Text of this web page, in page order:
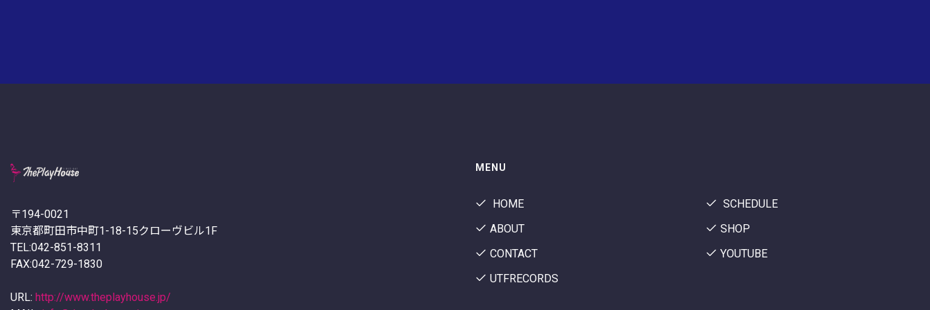
〒194-0021
東京都町田市中町1-18-15クローヴビル1F
TEL:042-851-8311
FAX:042-729-1830
URL: http://www.theplayhouse.jp/
MENU
HOME
SCHEDULE
ABOUT
SHOP
CONTACT
YOUTUBE
UTFRECORDS